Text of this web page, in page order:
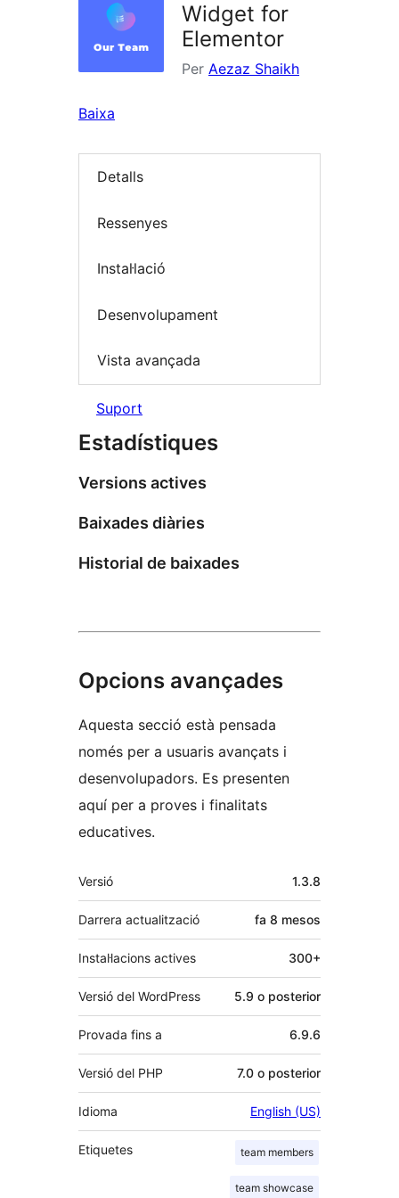
Widget for
Elementor
Per Aezaz Shaikh
Baixa
Detalls
Ressenyes
Instal·lació
Desenvolupament
Vista avançada
Suport
Estadístiques
Versions actives
Baixades diàries
Historial de baixades
Opcions avançades
Aquesta secció està pensada
només per a usuaris avançats i
desenvolupadors. Es presenten
aquí per a proves i finalitats
educatives.
Meta
Versió 1.3.8
Darrera actualització fa 8 mesos
Instal·lacions actives 300+
Versió del WordPress 5.9 o posterior
Provada fins a 6.9.6
Versió del PHP 7.0 o posterior
Idioma English (US)
Etiquetes team members
team showcase